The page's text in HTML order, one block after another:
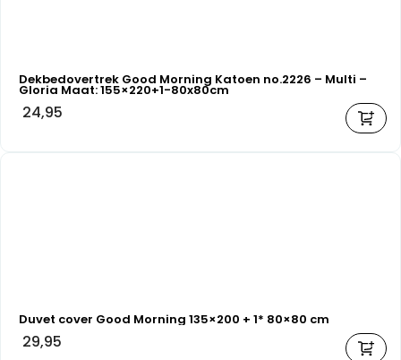
Dekbedovertrek Good Morning Katoen no.2226 – Multi –
Gloria Maat: 155×220+1-80x80cm
24,95
Duvet cover Good Morning 135×200 + 1* 80×80 cm
29,95